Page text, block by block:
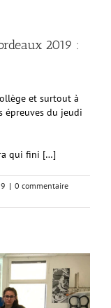
2019 :
et surtout à
épreuves du jeudi
qui fini […]
| 0 commentaire